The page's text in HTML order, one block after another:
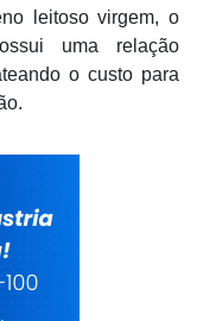
leitoso virgem, o
uma relação
o custo para